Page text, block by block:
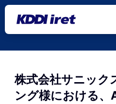
メインコンテンツにスキップ
株式会社サニック
ング様における、